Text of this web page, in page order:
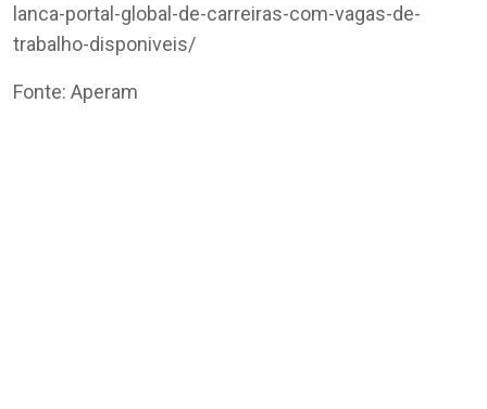
lanca-portal-global-de-carreiras-com-vagas-de-
trabalho-disponiveis/
Fonte: Aperam